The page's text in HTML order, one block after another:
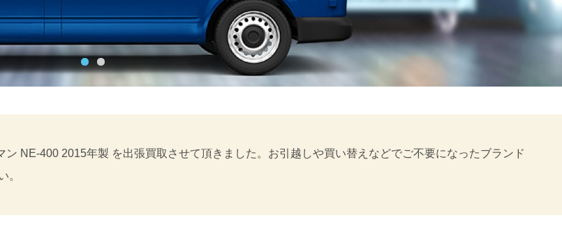
NE-400 2015年製 を出張買取させて頂きました。お引越しや買い替えなどでご不要になったブランド
。